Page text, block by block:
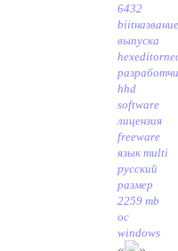
6432
biitназвание
выпуска
hhd
software
лицензия
freeware
язык multi
русский
размер
2259 mb
ос
windows